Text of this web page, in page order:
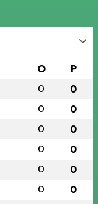
O P
0 0
0 0
0 0
0 0
0 0
0 0